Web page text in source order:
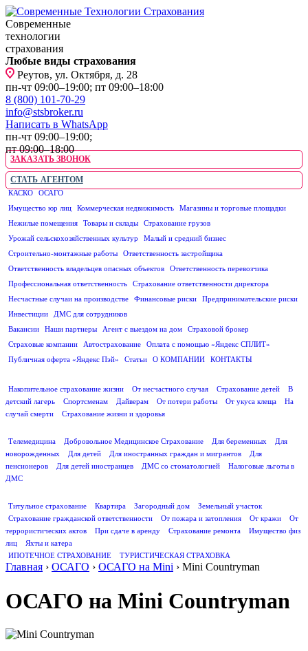
Современные
технологии
страхования
Любые виды страхования
Реутов, ул. Октября, д. 28
пн-чт 09:00–19:00; пт 09:00–18:00
8 (800) 101-70-29
info@stsbroker.ru
Написать в WhatsApp
пн-чт 09:00–19:00;
пт 09:00–18:00
ЗАКАЗАТЬ ЗВОНОК
СТАТЬ АГЕНТОМ
КАСКО ОСАГО
Имущество юр лиц
Коммерческая недвижимость
Магазины и торговые площадки
Нежилые помещения
Товары и склады
Страхование грузов
Урожай сельскохозяйственных культур
Малый и средний бизнес
Строительно-монтажные работы
Ответственность застройщика
Ответственность владельцев опасных объектов
Ответственность перевозчика
Профессиональная ответственность
Страхование ответственности директора
Несчастные случаи на производстве
Финансовые риски
Предпринимательские риски
Инвестиции
ДМС для сотрудников
Вакансии
Наши партнеры Агент с выездом на дом
Страховой брокер
Страховые компании
Автострахование
Оплата с помощью «Яндекс СПЛИТ»
Публичная оферта «Яндекс Пэй»
Статьи О КОМПАНИИ
КОНТАКТЫ
Накопительное страхование жизни
От несчастного случая Страхование детей
В
детский лагерь
Спортсменам Дайверам От потери работы От укуса клеща
На
случай смерти
Страхование жизни и здоровья
Телемедицина
Добровольное Медицинское Страхование Для беременных
Для
новорожденных
Для детей Для иностранных граждан и мигрантов
Для
пенсионеров
Для детей иностранцев ДМС со стоматологией
Налоговые льготы в
ДМС
Титульное страхование
Квартира Загородный дом
Земельный участок
Страхование гражданской ответственности
От пожара и затопления От кражи
От
террористических актов
При сдаче в аренду Страхование ремонта
Имущество физ
лиц
Яхты и катера
ИПОТЕЧНОЕ СТРАХОВАНИЕ
ТУРИСТИЧЕСКАЯ СТРАХОВКА
Главная › ОСАГО › ОСАГО на Mini › Mini Countryman
ОСАГО на Mini Countryman